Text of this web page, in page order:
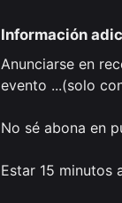
Información
Anunciarse en
evento ...(solo
No sé abona en
Estar 15 minutos